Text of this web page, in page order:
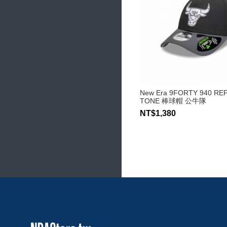
New Era 9FORTY 940
TONE 棒球帽 公牛隊
NT$1,380